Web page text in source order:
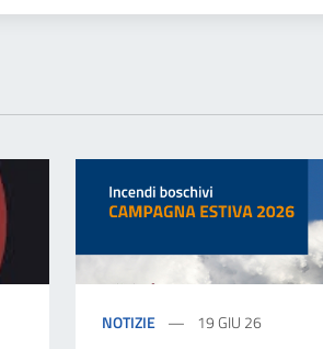
NOTIZIE 19 GIU 26